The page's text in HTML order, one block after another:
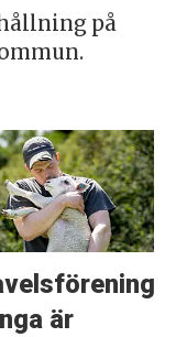
på
är